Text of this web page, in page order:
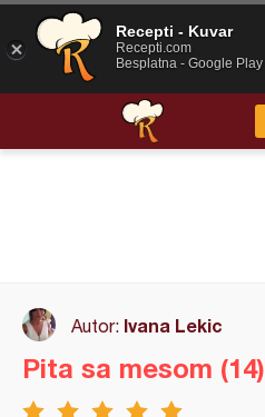
Autor: Ivana Lekic
Pita sa mesom (14)
Recepti - Kuvar
Recepti.com
Besplatna - Google Play